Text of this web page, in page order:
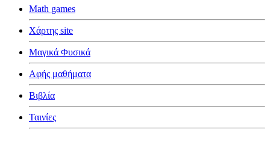
Math games
Χάρτης site
Μαγικά Φυσικά
Αφής μαθήματα
Βιβλία
Ταινίες